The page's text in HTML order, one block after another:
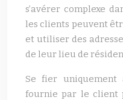
s’avérer complexe
les clients peuvent
et utiliser des
de leur lieu de
Se fier uniquement
fournie par le client